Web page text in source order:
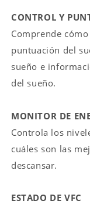
CONTROL Y
Comprende
puntuación del
sueño e
del sueño.
MONITOR DE
Controla los
cuáles son las
descansar.
ESTADO DE VFC
1
En tu
la
Paga